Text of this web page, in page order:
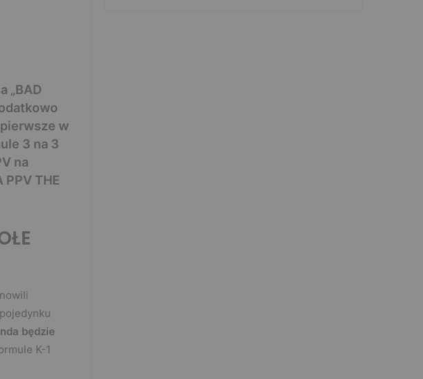
„BAD
w
3 na 3
na
PPV THE
będzie
K-1